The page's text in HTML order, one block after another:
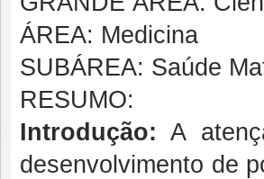
ÁREA: Medicina
SUBÁREA: Saúde
RESUMO:
Introdução: A
desenvolvimento de